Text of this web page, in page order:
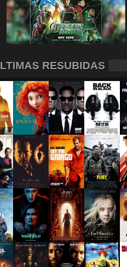
RESUBIDAS